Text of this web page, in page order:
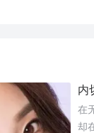
内
在
却